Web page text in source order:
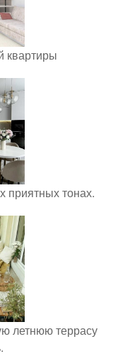
квартиры
приятных тонах.
летнюю террасу